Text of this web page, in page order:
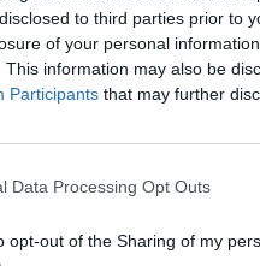
to third parties prior to
of your personal
This information may also be
Participants that may further
Data Processing Opt Outs
opt-out of the Sharing of my
delle promesse
vuole dire a
«Ma a che
preferenze?
scegliere ,